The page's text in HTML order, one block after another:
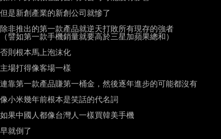
但是新創產業的新創公司就慘了
除非推出的第一款產品就逆天打敗所有現存的強者
（譬如第一款手機銷量就要高於三星加蘋果總和）
否則根本馬上泡沫化
主場打得像客場一樣
連靠第一款產品賺第一桶金，然後逐年進步的可能都沒有
像小米幾年前根本是笑話的代名詞
如果中國人都像台灣人一樣買韓美手機
早就倒了